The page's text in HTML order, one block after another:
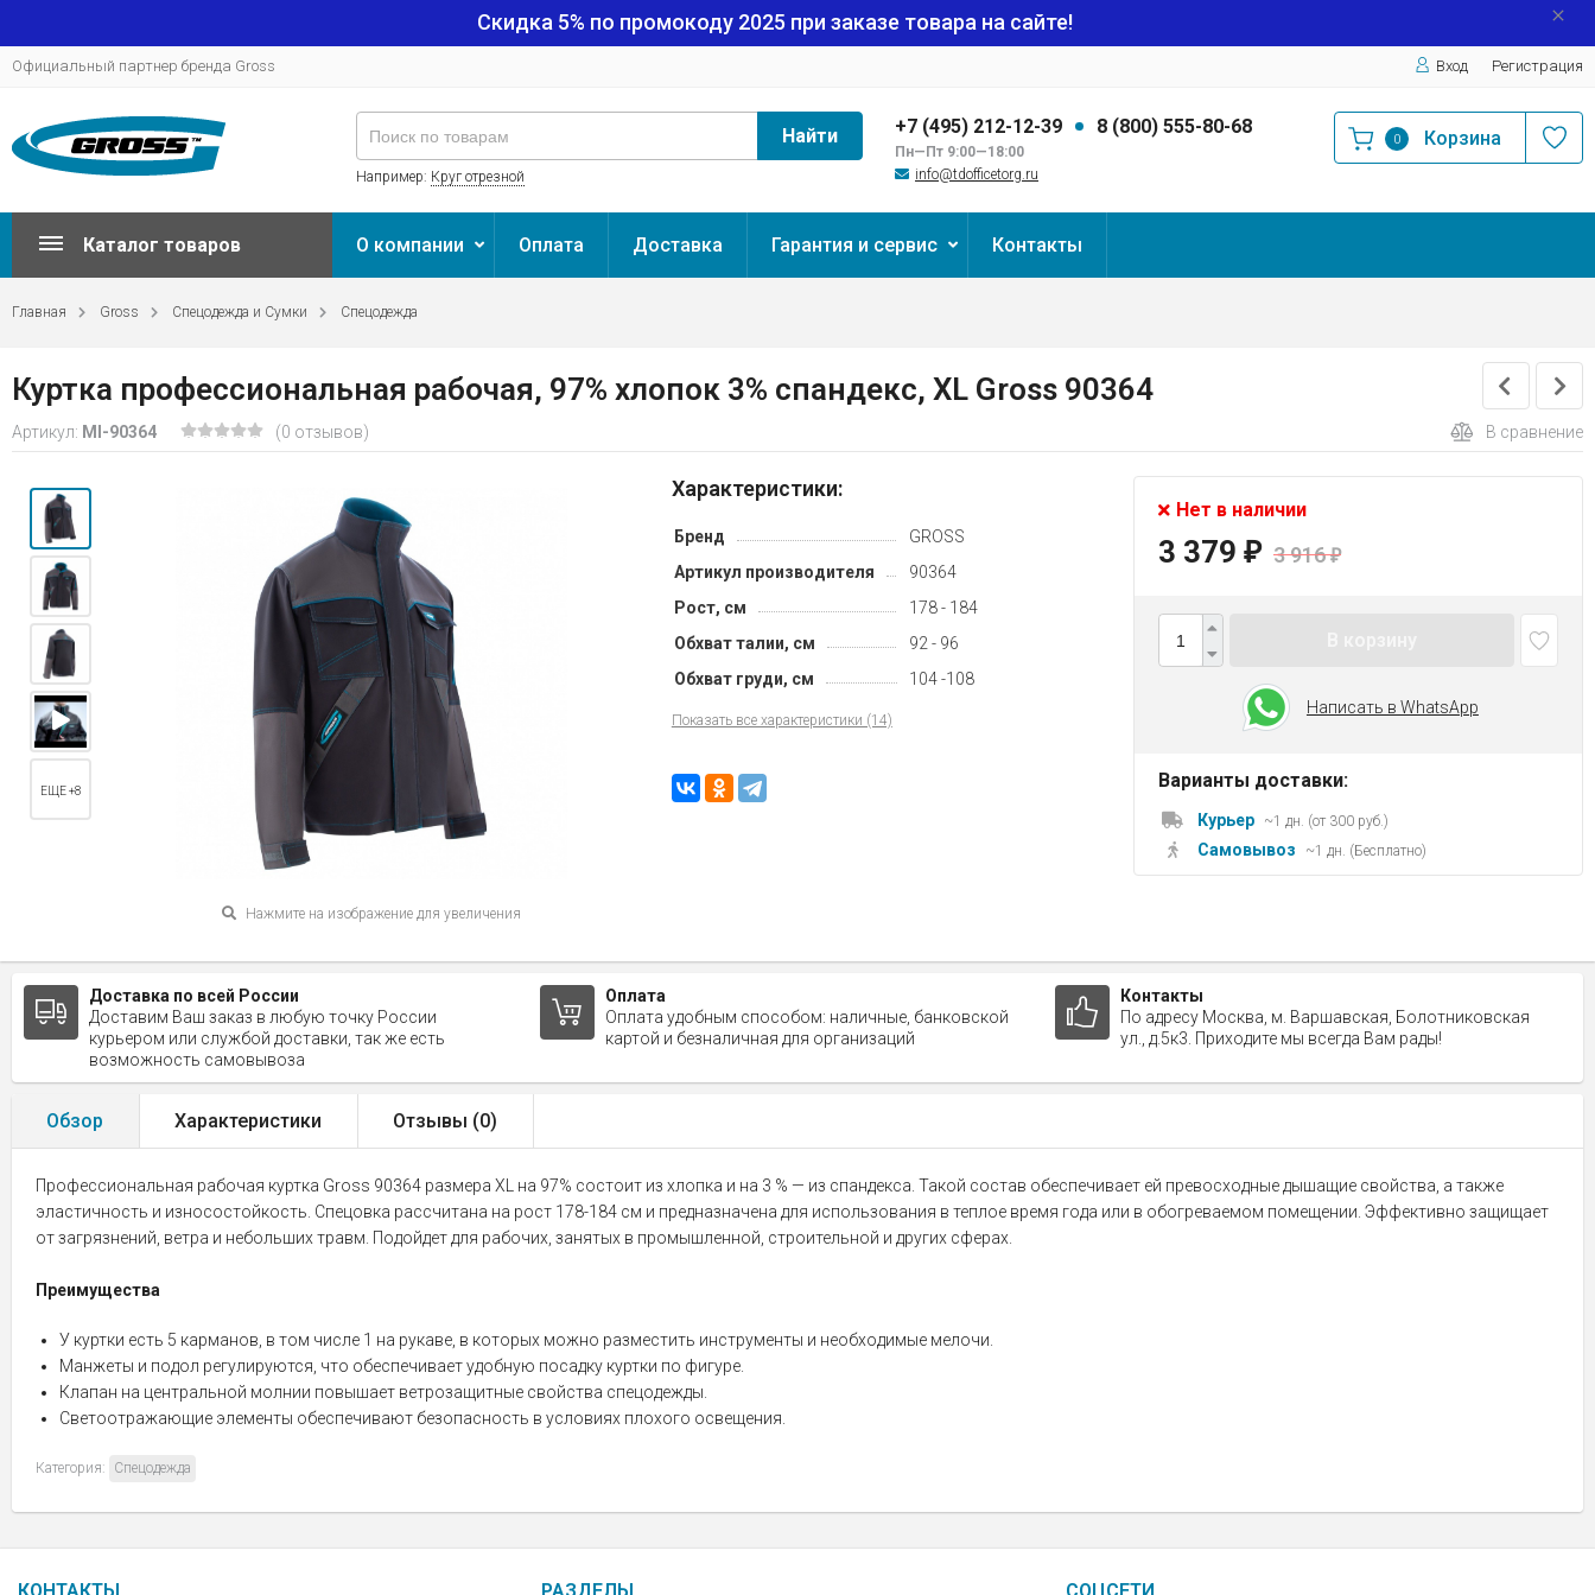
Скидка 5% по промокоду 2025 при заказе товара на сайте!
Официальный партнер бренда Gross Вход Регистрация
+7 (495) 212-12-39 8 (800) 555-80-68
Пн—Пт 9:00—18:00
info@tdofficetorg.ru
Найти
Например: Круг отрезной
0 Корзина
Каталог товаров О компании Оплата Доставка Гарантия и сервис Контакты
Главная Gross Спецодежда и Сумки Спецодежда
Куртка профессиональная рабочая, 97% хлопок 3% спандекс, XL Gross 90364
Артикул: MI-90364 (0 отзывов) В сравнение
Нажмите на изображение для увеличения
ЕЩЕ +8
Характеристики:
Бренд
GROSS
Артикул производителя
90364
Рост, см
178 - 184
Обхват талии, см
92 - 96
Обхват груди, см
104 -108
Показать все характеристики (14)
Нет в наличии
3 379 ₽ 3 916₽
Написать в WhatsApp
Варианты доставки:
Курьер ~1 дн. (от 300 руб.)
Самовывоз ~1 дн. (Бесплатно)
Доставка по всей России
Доставим Ваш заказ в любую точку России
курьером или службой доставки, так же есть
возможность самовывоза
Оплата
Оплата удобным способом: наличные, банковской
картой и безналичная для организаций
Контакты
По адресу Москва, м. Варшавская, Болотниковская
ул., д.5к3. Приходите мы всегда Вам рады!
Обзор Характеристики Отзывы (0)
Профессиональная рабочая куртка Gross 90364 размера XL на 97% состоит из хлопка и на 3 % — из спандекса. Такой состав обеспечивает ей превосходные дышащие свойства, а также
эластичность и износостойкость. Спецовка рассчитана на рост 178-184 см и предназначена для использования в теплое время года или в обогреваемом помещении. Эффективно защищает
от загрязнений, ветра и небольших травм. Подойдет для рабочих, занятых в промышленной, строительной и других сферах.
Преимущества
У куртки есть 5 карманов, в том числе 1 на рукаве, в которых можно разместить инструменты и необходимые мелочи.
Манжеты и подол регулируются, что обеспечивает удобную посадку куртки по фигуре.
Клапан на центральной молнии повышает ветрозащитные свойства спецодежды.
Светоотражающие элементы обеспечивают безопасность в условиях плохого освещения.
Категория: Спецодежда